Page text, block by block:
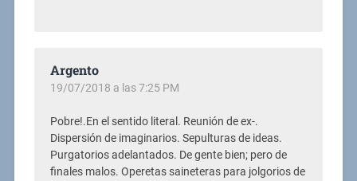
Argento
19/07/2018 a las 7:25 PM
Pobre!.En el sentido literal. Reunión de ex-.
Dispersión de imaginarios. Sepulturas de ideas.
Purgatorios adelantados. De gente bien; pero de
finales malos. Operetas saineteras para jolgorios de